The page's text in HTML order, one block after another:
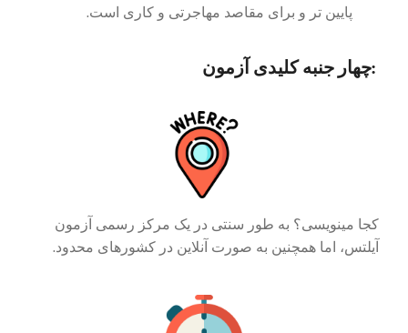
پایین تر و برای مقاصد مهاجرتی و کاری است.
چهار جنبه کلیدی آزمون:
کجا مینویسی؟ به طور سنتی در یک مرکز رسمی آزمون
آیلتس، اما همچنین به صورت آنلاین در کشورهای محدود.